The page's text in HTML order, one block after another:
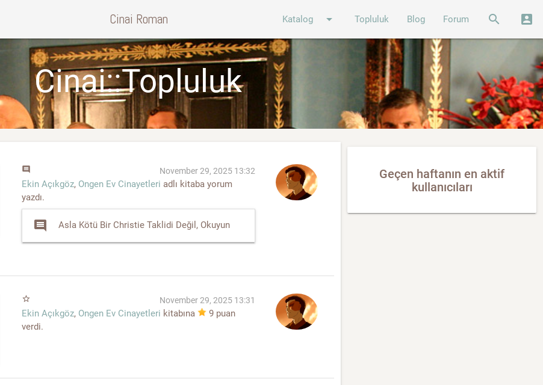
Cinai Roman Katalog arrow_drop_down Topluluk Blog Forum search account_box
Cinai::Topluluk
comment November 29, 2025 13:32
Ekin Açıkgöz, Ongen Ev Cinayetleri adlı kitaba yorum
yazdı.
comment Asla Kötü Bir Christie Taklidi Değil, Okuyun
star_border November 29, 2025 13:31
Ekin Açıkgöz, Ongen Ev Cinayetleri kitabına 9 puan
verdi.
Geçen haftanın en aktif
kullanıcıları